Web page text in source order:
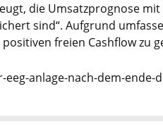
die Umsatzprognose
sind“. Aufgrund
freien Cashflow zu
anlage-nach-dem-ende-